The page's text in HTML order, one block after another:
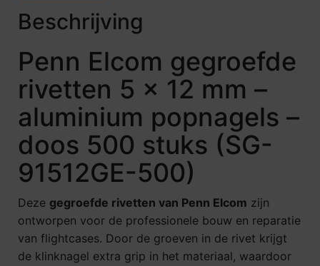
Beschrijving
Penn Elcom gegroefde
rivetten 5 x 12 mm –
aluminium popnagels –
doos 500 stuks (SG-
91512GE-500)
Deze gegroefde rivetten van Penn Elcom zijn
ontworpen voor de professionele bouw en reparatie
van flightcases. Door de groeven in de rivet krijgt
de klinknagel extra grip in het materiaal, waardoor